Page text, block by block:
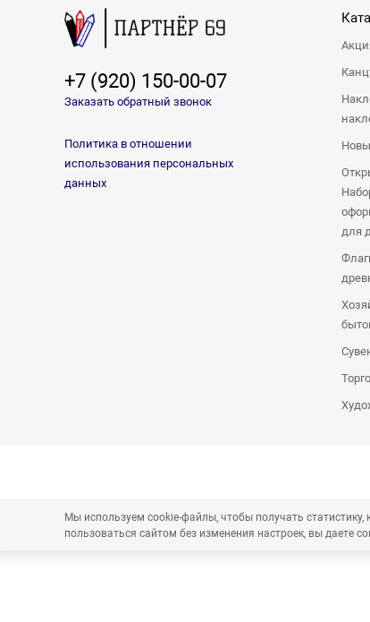
+7 (920) 150-00-07
Заказать обратный звонок
Политика в отношении
использования персональных
данных
для
Мы используем cookie-файлы, чтобы получать
пользоваться сайтом без изменения настроек, вы даете